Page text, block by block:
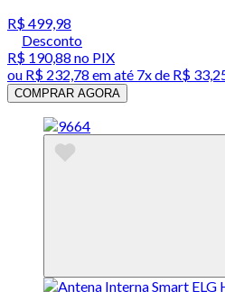
R$ 499,98
Desconto
R$ 190,88 no PIX
ou R$ 232,78 em até 7x de R$
COMPRAR AGORA